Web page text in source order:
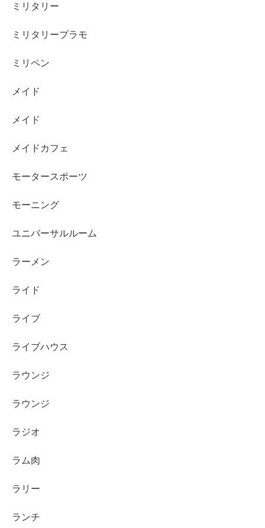
ミリタリー
ミリタリープラモ
ミリペン
メイド
メイド
メイドカフェ
モータースポーツ
モーニング
ユニバーサルルーム
ラーメン
ライド
ライブ
ライブハウス
ラウンジ
ラウンジ
ラジオ
ラム肉
ラリー
ランチ